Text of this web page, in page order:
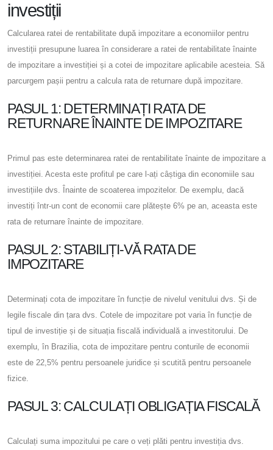
investiții
Calcularea ratei de rentabilitate după impozitare a economiilor pentru
investiții presupune luarea în considerare a ratei de rentabilitate înainte
de impozitare a investiției și a cotei de impozitare aplicabile acesteia. Să
parcurgem pașii pentru a calcula rata de returnare după impozitare.
PASUL 1: DETERMINAȚI RATA DE
RETURNARE ÎNAINTE DE IMPOZITARE
Primul pas este determinarea ratei de rentabilitate înainte de impozitare a
investiției. Acesta este profitul pe care l-ați câștiga din economiile sau
investițiile dvs. Înainte de scoaterea impozitelor. De exemplu, dacă
investiți într-un cont de economii care plătește 6% pe an, aceasta este
rata de returnare înainte de impozitare.
PASUL 2: STABILIȚI-VĂ RATA DE
IMPOZITARE
Determinați cota de impozitare în funcție de nivelul venitului dvs. Și de
legile fiscale din țara dvs. Cotele de impozitare pot varia în funcție de
tipul de investiție și de situația fiscală individuală a investitorului. De
exemplu, în Brazilia, cota de impozitare pentru conturile de economii
este de 22,5% pentru persoanele juridice și scutită pentru persoanele
fizice.
PASUL 3: CALCULAȚI OBLIGAȚIA FISCALĂ
Calculați suma impozitului pe care o veți plăti pentru investiția dvs.